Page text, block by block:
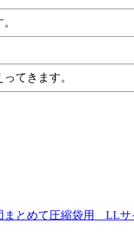
てきます。
とめて圧縮袋用 LL